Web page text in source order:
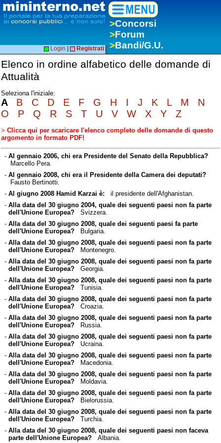
>Concorsi
>Forum
>Bandi/G.U.
Login Registrati
Elenco in ordine alfabetico delle domande di
Attualità
Seleziona l'iniziale:
A B C D E F G H I J K L M
N
O
P Q R S T U V W X Y Z
> Clicca qui per scaricare l'elenco completo delle domande di questo
argomento in formato PDF!
- Al gennaio 2006, chi era Presidente del Senato della Repubblica?
Marcello Pera.
- Al gennaio 2008, chi era il Presidente della Camera dei deputati?
Fausto Bertinotti.
- Al giugno 2008 Hamid Karzai è: il presidente dell'Afghanistan.
- Alla data del 30 giugno 2004, quale dei seguenti paesi non fa parte
dell'Unione Europea?Svizzera.
- Alla data del 30 giugno 2008, quale dei seguenti paesi fa parte
dell'Unione Europea?Bulgaria.
- Alla data del 30 giugno 2008, quale dei seguenti paesi non fa parte
dell'Unione Europea?Montenegro.
- Alla data del 30 giugno 2008, quale dei seguenti paesi non fa parte
dell'Unione Europea?Georgia.
- Alla data del 30 giugno 2008, quale dei seguenti paesi non fa parte
dell'Unione Europea?Tunisia.
- Alla data del 30 giugno 2008, quale dei seguenti paesi non fa parte
dell'Unione Europea?Croazia.
- Alla data del 30 giugno 2008, quale dei seguenti paesi non fa parte
dell'Unione Europea?Russia.
- Alla data del 30 giugno 2008, quale dei seguenti paesi non fa parte
dell'Unione Europea?Ucraina.
- Alla data del 30 giugno 2008, quale dei seguenti paesi non fa parte
dell'Unione Europea?Macedonia.
- Alla data del 30 giugno 2008, quale dei seguenti paesi non fa parte
dell'Unione Europea?Moldavia.
- Alla data del 30 giugno 2008, quale dei seguenti paesi non fa parte
dell'Unione Europea?Bielorussia.
- Alla data del 30 giugno 2008, quale dei seguenti paesi non fa parte
dell'Unione Europea?Turchia.
- Alla data del 30 giugno 2008, quale dei seguenti paesi non faceva
parte dell'Unione Europea?Albania.